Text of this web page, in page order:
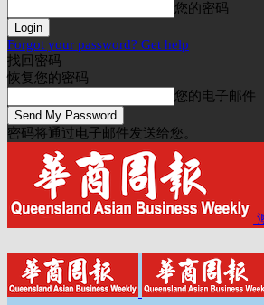
您的密码
Forgot your password? Get help
找回密码
恢复您的密码
您的电子邮件
密码将通过电子邮件发送给您。